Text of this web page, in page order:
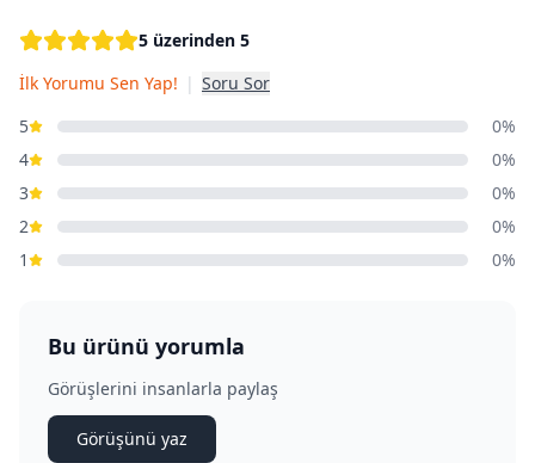
5 üzerinden 5
İlk Yorumu Sen Yap! | Soru Sor
5
0%
4
0%
3
0%
2
0%
1
0%
Bu ürünü yorumla
Görüşlerini insanlarla paylaş
Görüşünü yaz